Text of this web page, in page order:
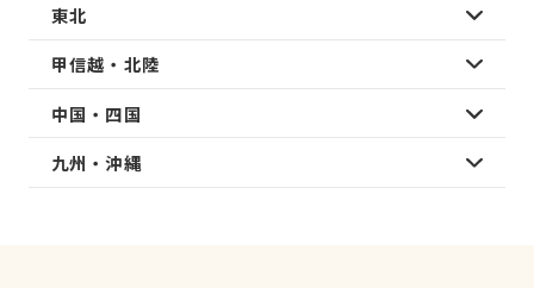
東北
甲信越・北陸
中国・四国
九州・沖縄